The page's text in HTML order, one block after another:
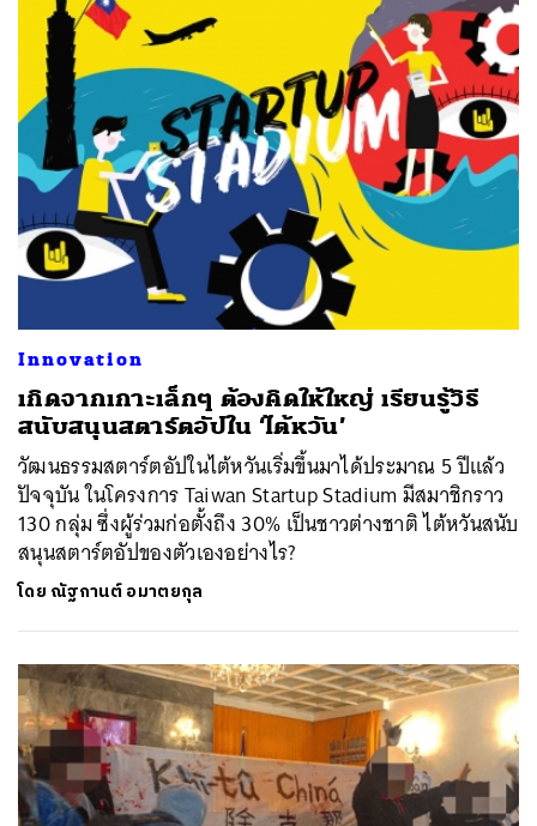
Innovation
เกิดจากเกาะเล็กๆ ต้องคิดให้ใหญ่ เรียนรู้วิธี
สนับสนุนสตาร์ตอัปใน ‘ไต้หวัน’
วัฒนธรรมสตาร์ตอัปในไต้หวันเริ่มขึ้นมาได้ประมาณ 5 ปีแล้ว
ปัจจุบัน ในโครงการ Taiwan Startup Stadium มีสมาชิกราว
130 กลุ่ม ซึ่งผู้ร่วมก่อตั้งถึง 30% เป็นชาวต่างชาติ ไต้หวันสนับ
สนุนสตาร์ตอัปของตัวเองอย่างไร?
โดย ณัฐกานต์ อมาตยกุล